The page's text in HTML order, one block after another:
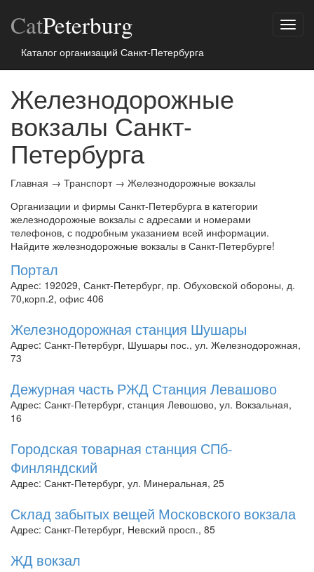
CatPeterburg
Каталог организаций Санкт-Петербурга
Железнодорожные
вокзалы Санкт-
Петербурга
Главная → Транспорт→ Железнодорожные вокзалы
Организации и фирмы Санкт-Петербурга в категории
железнодорожные вокзалы с адресами и номерами
телефонов, с подробным указанием всей информации.
Найдите железнодорожные вокзалы в Санкт-Петербурге!
Портал
Адрес: 192029, Санкт-Петербург, пр. Обуховской обороны, д.
70,корп.2, офис 406
Железнодорожная станция Шушары
Адрес: Санкт-Петербург, Шушары пос., ул. Железнодорожная,
73
Дежурная часть РЖД Станция Левашово
Адрес: Санкт-Петербург, станция Левошово, ул. Вокзальная,
16
Городская товарная станция СПб-
Финляндский
Адрес: Санкт-Петербург, ул. Минеральная, 25
Склад забытых вещей Московского вокзала
Адрес: Санкт-Петербург, Невский просп., 85
ЖД вокзал